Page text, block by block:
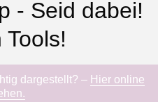
- Seid dabei!
dargestellt? – Hier online